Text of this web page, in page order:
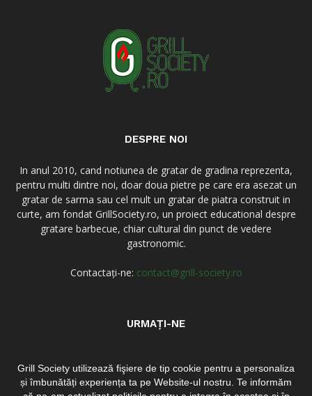
Grill Society utilizează fişiere de tip cookie pentru a personaliza
și îmbunătăți experiența ta pe Website-ul nostru. Te informăm
DESPRE NOI
In anul 2010, cand notiunea de gratar de gradina reprezenta,
pentru multi dintre noi, doar doua pietre pe care era asezat un
gratar de sarma sau cel mult un gratar de piatra construit in
curte, am fondat GrillSociety.ro, un proiect educational despre
gratare barbecue, chiar cultural din punct de vedere
gastronomic.
Contactați-ne: contact@grill-society.ro
URMAȚI-NE